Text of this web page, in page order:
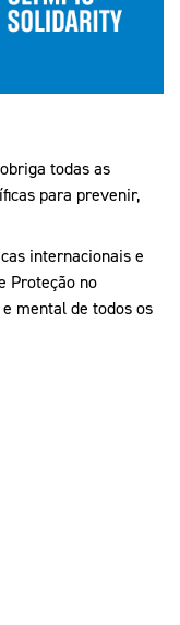
todas as
para prevenir,
internacionais e
Proteção no
mental de todos os